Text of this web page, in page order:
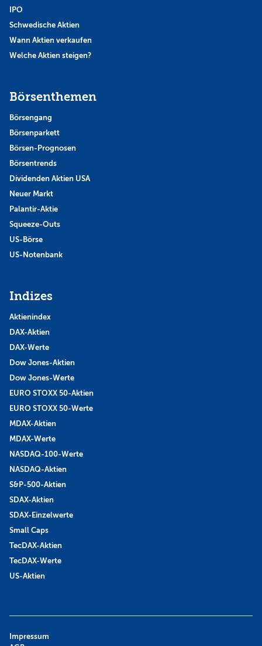
IPO
Schwedische Aktien
Wann Aktien verkaufen
Welche Aktien steigen?
Börsenthemen
Börsengang
Börsenparkett
Börsen-Prognosen
Börsentrends
Dividenden Aktien USA
Neuer Markt
Palantir-Aktie
Squeeze-Outs
US-Börse
US-Notenbank
Indizes
Aktienindex
DAX-Aktien
DAX-Werte
Dow Jones-Aktien
Dow Jones-Werte
EURO STOXX 50-Aktien
EURO STOXX 50-Werte
MDAX-Aktien
MDAX-Werte
NASDAQ-100-Werte
NASDAQ-Aktien
S&P-500-Aktien
SDAX-Aktien
SDAX-Einzelwerte
Small Caps
TecDAX-Aktien
TecDAX-Werte
US-Aktien
Impressum